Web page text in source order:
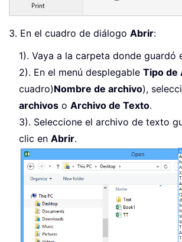
3. En el cuadro de diálogo Abrir:
1). Vaya a la carpeta donde guardó
2). En el menú desplegable Tipo de
cuadro)Nombre de archivo),
archivos o Archivo de Texto.
3). Seleccione el archivo de texto
clic en Abrir.